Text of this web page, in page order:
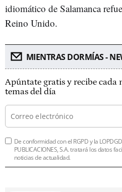
idiomático de Salamanca
Reino Unido.
MIENTRAS DORMÍAS -
Apúntate gratis y recibe cada
temas del día
De conformidad con el RGPD y la
PUBLICACIONES, S.A. tratará los datos
noticias de actualidad.